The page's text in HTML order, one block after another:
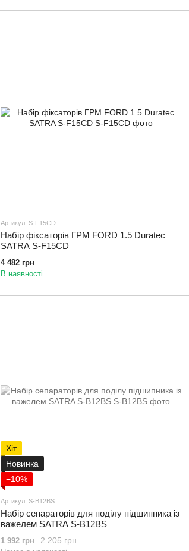
Артикул: S-F15CD
Набір фіксаторів ГРМ FORD 1.5 Duratec
SATRA S-F15CD
4 482 грн
В наявності
Хіт
Новинка
−10%
Артикул: S-B12BS
Набір сепараторів для поділу підшипника із
важелем SATRA S-B12BS
2 205 грн
1 992 грн